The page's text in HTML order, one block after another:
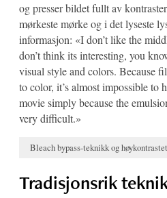
og presser bildet fullt av
mørkeste mørke og i det lyseste
informasjon: «I don’t like the
don’t think its interesting, you
visual style and colors. Because
to color, it’s almost impossible to
movie simply because the
very difficult.»
Bleach bypass-teknikk og
Tradisjonsrik